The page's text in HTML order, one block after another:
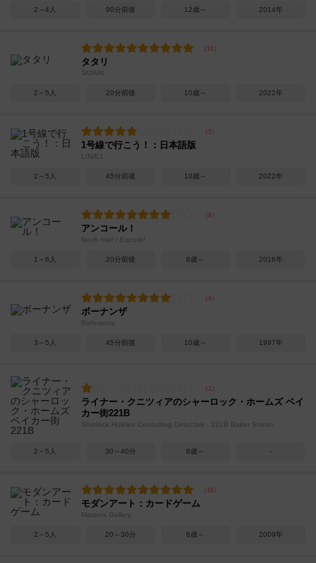
2～4人 90分前後 12歳～ 2014年
タタリ
TATARI
2～5人 20分前後 10歳～ 2022年
1号線で行こう！：日本語版
LINIE1
2～5人 45分前後 10歳～ 2022年
アンコール！
Noch mal! / Encore!
1～6人 20分前後 8歳～ 2016年
ボーナンザ
Bohnanza
3～5人 45分前後 10歳～ 1997年
ライナー・クニツィアのシャーロック・ホームズ ベイ
カー街221B
Sherlock Holmes Consulting Detective - 221B Baker Street-
2～5人 30～40分 8歳～ －
モダンアート：カードゲーム
Masters Gallery
2～5人 20～30分 8歳～ 2009年